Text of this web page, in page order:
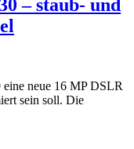
– staub- und
neue 16 MP DSLR
sein soll. Die